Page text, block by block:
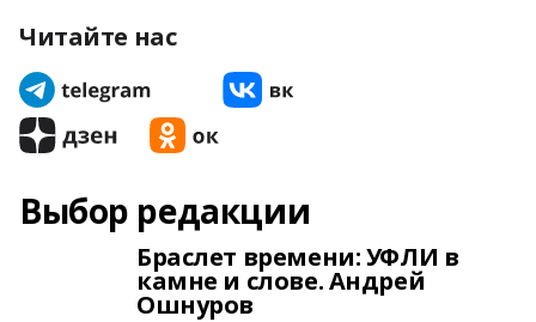
Читайте нас
Выбор редакции
Браслет времени: УФЛИ в
камне и слове. Андрей
Ошнуров